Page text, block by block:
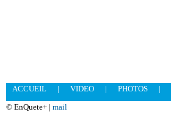
ACCUEIL | VIDEO | PHOTOS |
© EnQuete+ | mail